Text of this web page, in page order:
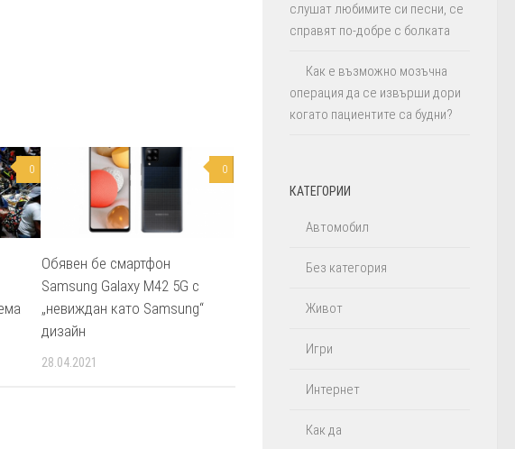
0 0
Обявен бе смартфон
Samsung Galaxy M42 5G с
„невиждан като Samsung“
дизайн
28.04.2021
слушат любимите си песни, се
справят по-добре с болката
Как е възможно мозъчна
операция да се извърши дори
когато пациентите са будни?
КАТЕГОРИИ
Автомобил
Без категория
Живот
Игри
Интернет
Как да